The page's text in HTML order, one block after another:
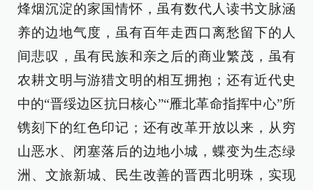
烽烟沉淀的家国情怀，虽有数代人读书文脉涵
养的边地气度，虽有百年走西口离愁留下的人
间悲叹，虽有民族和亲之后的商业繁茂，虽有
农耕文明与游猎文明的相互拥抱；还有近代史
中的“晋绥边区抗日核心”“雁北革命指挥中心”所
镌刻下的红色印记；还有改革开放以来，从穷
山恶水、闭塞落后的边地小城，蝶变为生态绿
洲、文旅新城、民生改善的晋西北明珠，实现